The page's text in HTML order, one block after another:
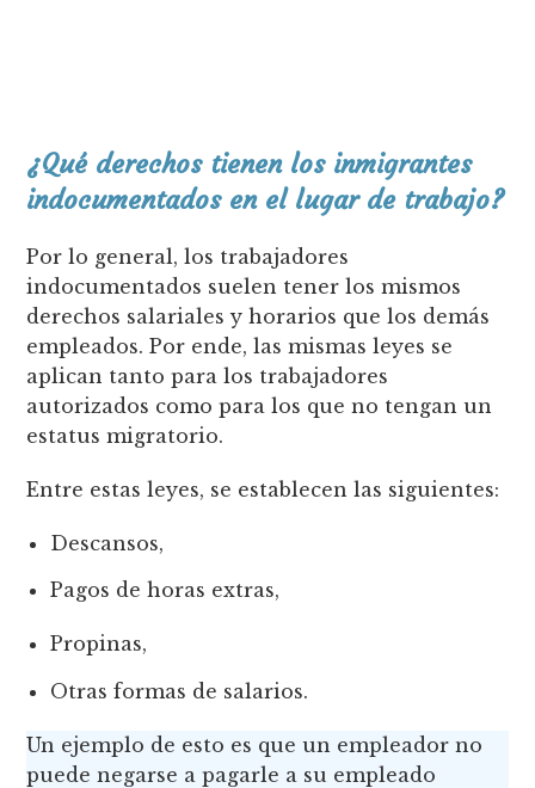
¿Qué derechos tienen los inmigrantes
indocumentados en el lugar de trabajo?
Por lo general, los trabajadores
indocumentados suelen tener los mismos
derechos salariales y horarios que los demás
empleados. Por ende, las mismas leyes se
aplican tanto para los trabajadores
autorizados como para los que no tengan un
estatus migratorio.
Entre estas leyes, se establecen las siguientes:
Descansos,
Pagos de horas extras,
Propinas,
Otras formas de salarios.
Un ejemplo de esto es que un empleador no
puede negarse a pagarle a su empleado